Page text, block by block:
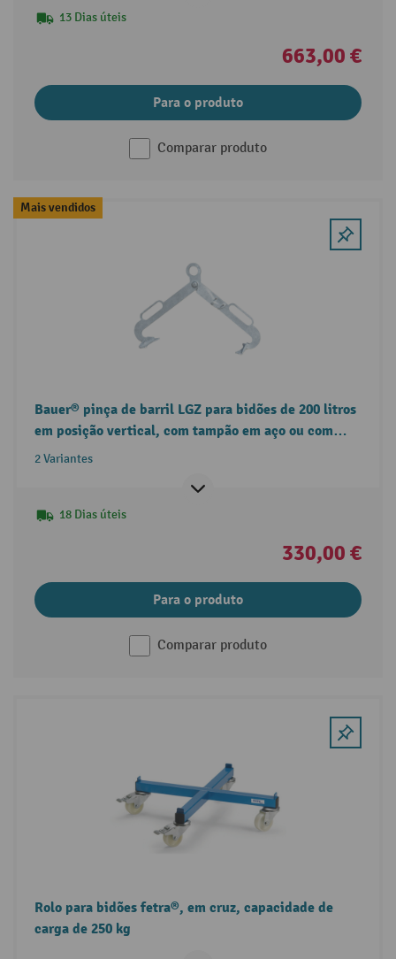
13 Dias úteis
663,00 €
Para o produto
Comparar produto
Mais vendidos
Bauer® pinça de barril LGZ para bidões de 200 litros
em posição vertical, com tampão em aço ou com
tampa em aço
2 Variantes
18 Dias úteis
330,00 €
Para o produto
Comparar produto
Rolo para bidões fetra®, em cruz, capacidade de
carga de 250 kg